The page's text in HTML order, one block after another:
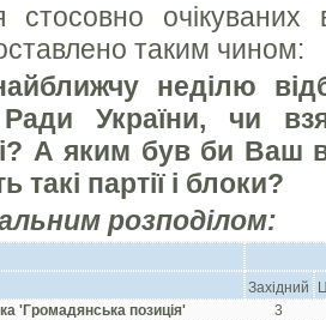
стосовно очікуваних
таким чином:
неділю
Ради України, чи
А яким був би Ваш
такi партiї і блоки?
розподілом:
Західний
'Громадянська позицiя'
3